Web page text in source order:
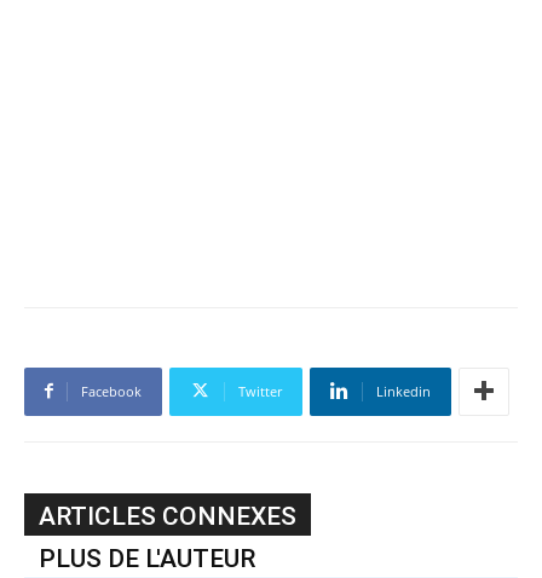
Facebook Twitter Linkedin
ARTICLES CONNEXES
PLUS DE L'AUTEUR